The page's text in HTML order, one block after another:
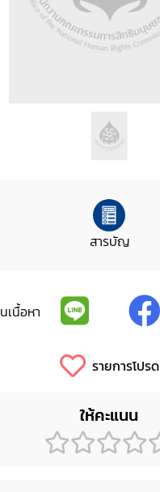
สารบัญ
เนื้อหา
รายการโปรด
ให้คะแนน